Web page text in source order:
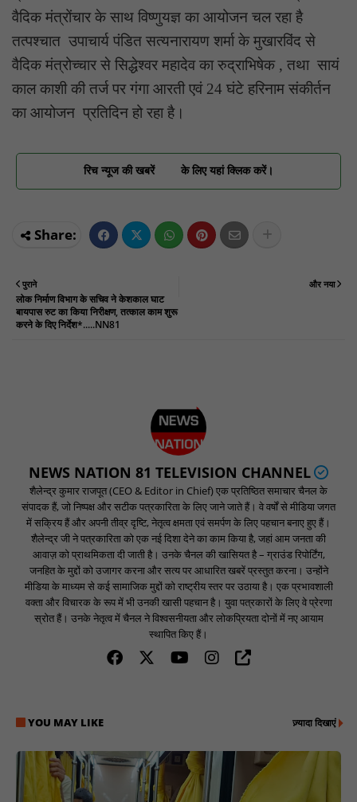
वैदिक मंत्रोंचार के साथ विष्णुयज्ञ का आयोजन चल रहा है
तत्पश्चात उपाचार्य पंडित सत्यनारायण शर्मा के मुखारविंद से
वैदिक मंत्रोच्चार से सिद्धेश्वर महादेव का रुद्राभिषेक , तथा सायं
काल काशी की तर्ज पर गंगा आरती एवं 24 घंटे हरिनाम संकीर्तन
का आयोजन प्रतिदिन हो रहा है।
रिच न्यूज की खबरें के लिए यहां क्लिक करें।
और नया
पुराने
लोक निर्माण विभाग के सचिव ने केशकाल घाट
बायपास रुट का किया निरीक्षण, तत्काल काम शुरू
करने के दिए निर्देश*.....NN81
NEWS NATION 81 TELEVISION CHANNEL
शैलेन्द्र कुमार राजपूत (CEO & Editor in Chief) एक प्रतिष्ठित समाचार चैनल के
संपादक हैं, जो निष्पक्ष और सटीक पत्रकारिता के लिए जाने जाते हैं। वे वर्षों से मीडिया जगत
में सक्रिय हैं और अपनी तीव्र दृष्टि, नेतृत्व क्षमता एवं समर्पण के लिए पहचान बनाए हुए हैं।
शैलेन्द्र जी ने पत्रकारिता को एक नई दिशा देने का काम किया है, जहां आम जनता की
आवाज़ को प्राथमिकता दी जाती है। उनके चैनल की खासियत है – ग्राउंड रिपोर्टिंग,
जनहित के मुद्दों को उजागर करना और सत्य पर आधारित खबरें प्रस्तुत करना। उन्होंने
मीडिया के माध्यम से कई सामाजिक मुद्दों को राष्ट्रीय स्तर पर उठाया है। एक प्रभावशाली
वक्ता और विचारक के रूप में भी उनकी खासी पहचान है। युवा पत्रकारों के लिए वे प्रेरणा
स्रोत हैं। उनके नेतृत्व में चैनल ने विश्वसनीयता और लोकप्रियता दोनों में नए आयाम
स्थापित किए हैं।
YOU MAY LIKE ज़्यादा दिखाएं